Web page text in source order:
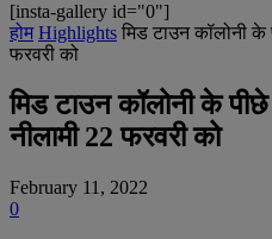
[insta-gallery id="0"]
होम Highlights मिड टाउन कॉलोनी के
फरवरी को
मिड टाउन कॉलोनी के पीछे
नीलामी 22 फरवरी को
February 11, 2022
0